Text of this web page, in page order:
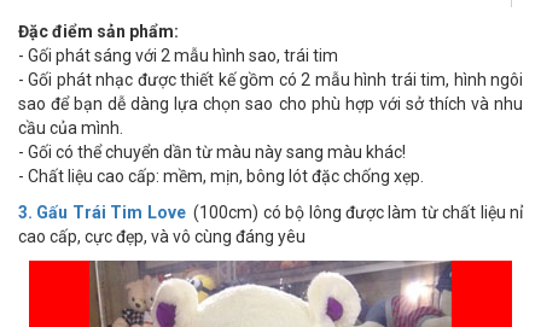
Đặc điểm sản phẩm:
- Gối phát sáng với 2 mẫu hình sao, trái tim
- Gối phát nhạc được thiết kế gồm có 2 mẫu hình trái tim, hình ngôi
sao để bạn dễ dàng lựa chọn sao cho phù hợp với sở thích và nhu
cầu của mình.
- Gối có thể chuyển dần từ màu này sang màu khác!
- Chất liệu cao cấp: mềm, mịn, bông lót đặc chống xẹp.
3. Gấu Trái Tim Love (100cm) có bộ lông được làm từ chất liệu nỉ
cao cấp, cực đẹp, và vô cùng đáng yêu